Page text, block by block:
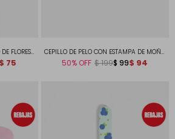
FLORES
$ 75
CEPILLO DE PELO CON ESTAMPA DE MOÑO
IN MY GLOW UP ERA
50 $ 99
$199 $ 94